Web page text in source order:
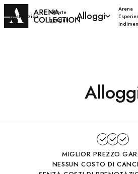
Destinazioni
Offerte
speciali
Alloggi
Arena
MIGLIOR PREZZO
NESSUN COSTO DI